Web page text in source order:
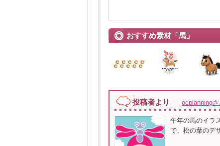
おすすめ素材「馬」
投稿者より ocplanningさ
午年の馬のイラ
で、松の葉のデ